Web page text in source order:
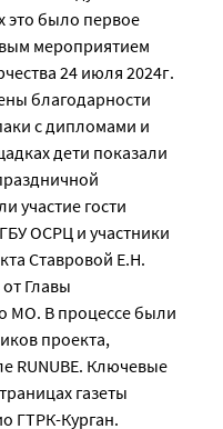
это было первое
мероприятием
24 июля 2024г.
благодарности
с дипломами и
дети показали
участие гости
ОСРЦ и участники
Ставровой Е.Н.
Главы
МО. В процессе были
проекта,
RUNUBE. Ключевые
газеты
ГТРК-Курган.